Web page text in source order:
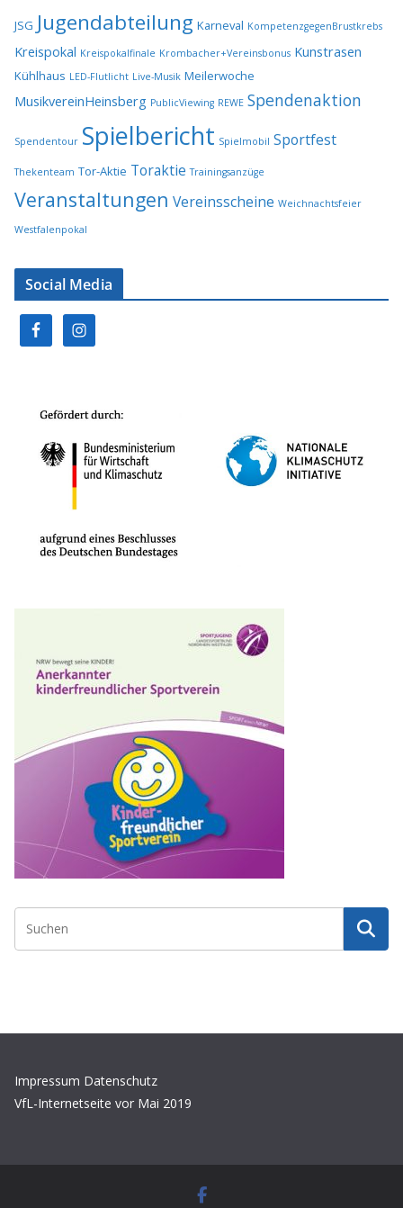
JSG Jugendabteilung Karneval KompetenzgegenBrustkrebs
Kreispokal Kreispokalfinale Krombacher+Vereinsbonus Kunstrasen
Kühlhaus LED-Flutlicht Live-Musik Meilerwoche
MusikvereinHeinsberg PublicViewing REWE Spendenaktion
Spendentour Spielbericht Spielmobil Sportfest
Thekenteam Tor-Aktie Toraktie Trainingsanzüge
Veranstaltungen Vereinsscheine Weichnachtsfeier
Westfalenpokal
Social Media
Impressum Datenschutz
VfL-Internetseite vor Mai 2019